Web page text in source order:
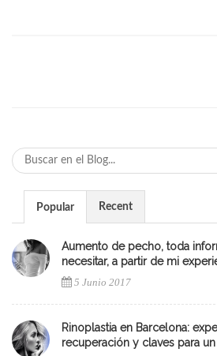
Popular Recent
Aumento de pecho, toda
necesitar, a partir de mi
5 Junio 2017
Rinoplastia en Barcelona:
recuperación y claves para